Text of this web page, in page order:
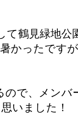
て鶴見緑地
かったです
ので、メン
いました！